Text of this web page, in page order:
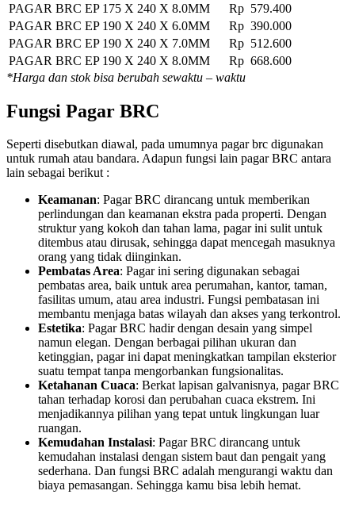
PAGAR BRC EP 175 X 240 X 8.0MM
Rp 579.400
PAGAR BRC EP 190 X 240 X 6.0MM
Rp 390.000
PAGAR BRC EP 190 X 240 X 7.0MM
Rp 512.600
PAGAR BRC EP 190 X 240 X 8.0MM
Rp 668.600
*Harga dan stok bisa berubah sewaktu – waktu
Fungsi Pagar BRC
Seperti disebutkan diawal, pada umumnya pagar brc digunakan
untuk rumah atau bandara. Adapun fungsi lain pagar BRC antara
lain sebagai berikut :
Keamanan: Pagar BRC dirancang untuk memberikan
perlindungan dan keamanan ekstra pada properti. Dengan
struktur yang kokoh dan tahan lama, pagar ini sulit untuk
ditembus atau dirusak, sehingga dapat mencegah masuknya
orang yang tidak diinginkan.
Pembatas Area: Pagar ini sering digunakan sebagai
pembatas area, baik untuk area perumahan, kantor, taman,
fasilitas umum, atau area industri. Fungsi pembatasan ini
membantu menjaga batas wilayah dan akses yang terkontrol.
Estetika: Pagar BRC hadir dengan desain yang simpel
namun elegan. Dengan berbagai pilihan ukuran dan
ketinggian, pagar ini dapat meningkatkan tampilan eksterior
suatu tempat tanpa mengorbankan fungsionalitas.
Ketahanan Cuaca: Berkat lapisan galvanisnya, pagar BRC
tahan terhadap korosi dan perubahan cuaca ekstrem. Ini
menjadikannya pilihan yang tepat untuk lingkungan luar
ruangan.
Kemudahan Instalasi: Pagar BRC dirancang untuk
kemudahan instalasi dengan sistem baut dan pengait yang
sederhana. Dan fungsi BRC adalah mengurangi waktu dan
biaya pemasangan. Sehingga kamu bisa lebih hemat.